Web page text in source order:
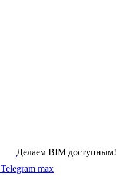
Делаем BIM доступным!
Telegram max